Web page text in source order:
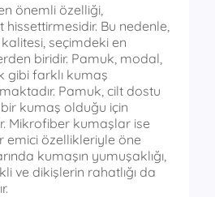
önemli özelliği,
Bu nedenle,
seçimdeki en
biridir. Pamuk, modal,
gibi farklı kumaş
Pamuk, cilt dostu
kumaş olduğu için
Mikrofiber kumaşlar ise
emici özellikleriyle öne
kumaşın yumuşaklığı,
ve dikişlerin rahatlığı da